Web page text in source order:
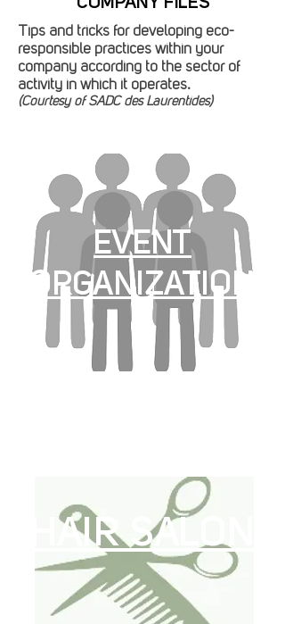
Tips and tricks for developing eco-
responsible practices within your
company according to the sector of
activity in which it operates.
(Courtesy of SADC des Laurentides)
EVENT
ORGANIZATION
HAIR SALON